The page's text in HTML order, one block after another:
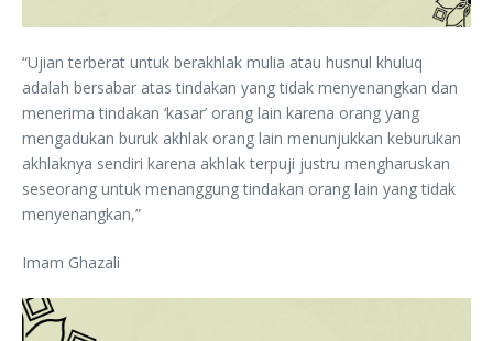
“Ujian terberat untuk berakhlak mulia atau husnul khuluq
adalah bersabar atas tindakan yang tidak menyenangkan dan
menerima tindakan ‘kasar’ orang lain karena orang yang
mengadukan buruk akhlak orang lain menunjukkan keburukan
akhlaknya sendiri karena akhlak terpuji justru mengharuskan
seseorang untuk menanggung tindakan orang lain yang tidak
menyenangkan,”
Imam Ghazali